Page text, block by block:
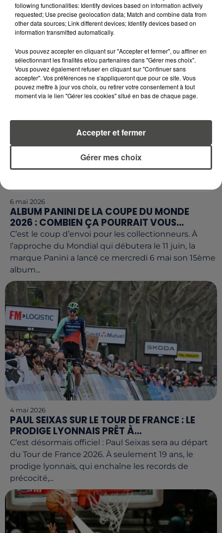
MAI À VÉLO 2026 : LA BRETAGNE ET LES PAYS
DE LA LOIRE EN ROUE LIBRE...
Chaque année, Mai à Vélo transforme les routes,
pistes cyclables et centres-villes en terrains
d’exploration pour les amoureux de la petite reine.
En...
6 mai 2026
ALBUM PANINI DE LA COUPE DU MONDE
2026 : COMBIEN ÇA POURRAIT VOUS...
C’est le coup d’envoi pour les collectionneurs. À
l’approche du Mondial qui débutera le 11 juin, la
marque Panini a lancé ce mercredi 6 mai son 15ème
album...
4 mai 2026
PAUL SEIXAS SUR LE TOUR DE FRANCE : LE
PRODIGE LYONNAIS PRÊT À...
C’est désormais officiel : Paul Seixas sera au départ
du Tour de France 2026. À seulement 19 ans, le
prodige lyonnais, qui enchaîne les records de
précocité,...
following functionalities: Identify devices based on information actively
requested; Use precise geolocation data; Match and combine data from
other data sources; Link different devices; Identify devices based on
information transmitted automatically.
Vous pouvez accepter en cliquant sur "Accepter et fermer", ou affiner en
sélectionnant les finalités et/ou partenaires dans "Gérer mes choix".
Vous pouvez également refuser en cliquant sur "Continuer sans
accepter". Vos préférences ne s'appliqueront que pour ce site. Vous
pouvez mettre à jour vos choix, ou retirer votre consentement à tout
moment via le lien "Gérer les cookies" situé en bas de chaque page.
Gérer mes choix
Accepter et fermer